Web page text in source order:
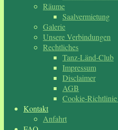
Räume
Saalvermietung
Galerie
Unsere Verbindungen
Rechtliches
Tanz-Länd-Club
Impressum
Disclaimer
AGB
Cookie-
Kontakt
Anfahrt